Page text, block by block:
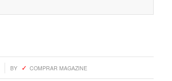
BY COMPRAR MAGAZINE